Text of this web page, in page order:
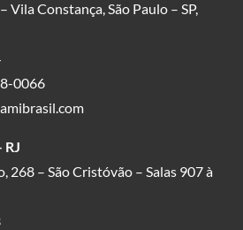
Vila Constança, São Paulo – SP,
0066
RJ
268 – São Cristóvão – Salas 907 à